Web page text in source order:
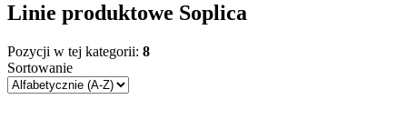
Linie produktowe Soplica
Pozycji w tej kategorii: 8
Sortowanie